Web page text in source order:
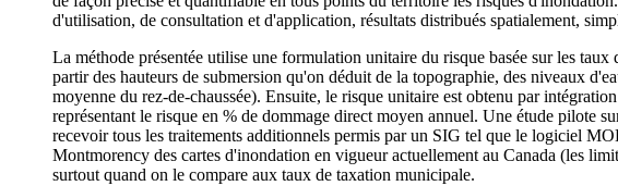
d'utilisation, de consultation et d'application, résultats distribués spatialement,
La méthode présentée utilise une formulation unitaire du risque basée sur les
partir des hauteurs de submersion qu'on déduit de la topographie, des niveaux
moyenne du rez-de-chaussée). Ensuite, le risque unitaire est obtenu par
représentant le risque en % de dommage direct moyen annuel. Une étude pilote
recevoir tous les traitements additionnels permis par un SIG tel que le logiciel
Montmorency des cartes d'inondation en vigueur actuellement au Canada (les
surtout quand on le compare aux taux de taxation municipale.